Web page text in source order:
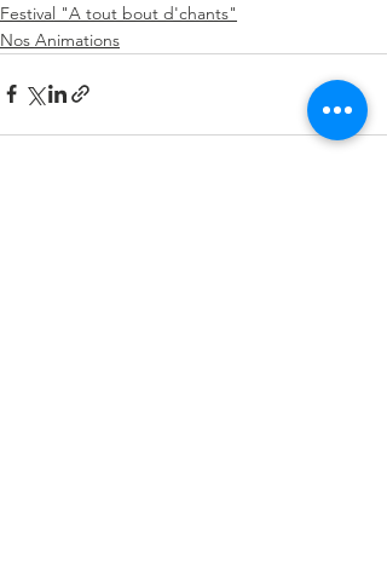
Festival "A tout bout d'chants"
Nos Animations